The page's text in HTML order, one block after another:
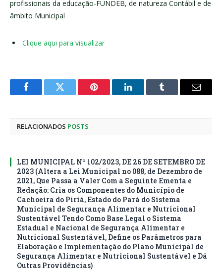
profissionais da educação-FUNDEB, de natureza Contábil e de
âmbito Municipal
Clique aqui para visualizar
FacebookTwitter Pinterest LinkedInTumblr
E-
RELACIONADOS POSTS
LEI MUNICIPAL Nº 102/2023, DE 26 DE SETEMBRO DE
2023 (Altera a Lei Municipal no 088, de Dezembro de
2021, Que Passa a Valer Com a Seguinte Ementa e
Redação: Cria os Componentes do Município de
Cachoeira do Piriá, Estado do Pará do Sistema
Municipal de Segurança Alimentar e Nutricional
Sustentável Tendo Como Base Legal o Sistema
Estadual e Nacional de Segurança Alimentar e
Nutricional Sustentável, Define os Parâmetros para
Elaboração e Implementação do Plano Municipal de
Segurança Alimentar e Nutricional Sustentável e Dá
Outras Providências)